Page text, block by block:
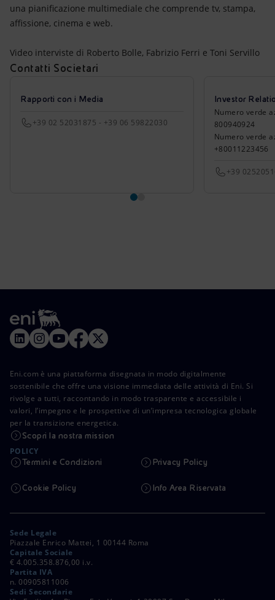
una pianificazione multimediale che comprende tv, stampa,
affissione, cinema e web.
Video interviste di Roberto Bolle, Fabrizio Ferri e Toni Servillo
Contatti Societari
Rapporti con i Media
+39 02 52031875 - +39 06 59822030
Investor
Numero verde
800940924
Numero verde
+80011223456
+39
Eni.com è una piattaforma disegnata in modo digitalmente
sostenibile che offre una visione immediata delle attività di Eni. Si
rivolge a tutti, raccontando in modo trasparente e accessibile i
valori, l’impegno e le prospettive di un’impresa tecnologica globale
per la transizione energetica.
Scopri la nostra mission
POLICY
Termini e Condizioni Privacy Policy
Cookie Policy Info Area Riservata
Sede Legale
Piazzale Enrico Mattei, 1 00144 Roma
Capitale Sociale
€ 4.005.358.876,00 i.v.
Partita IVA
n. 00905811006
Sedi Secondarie